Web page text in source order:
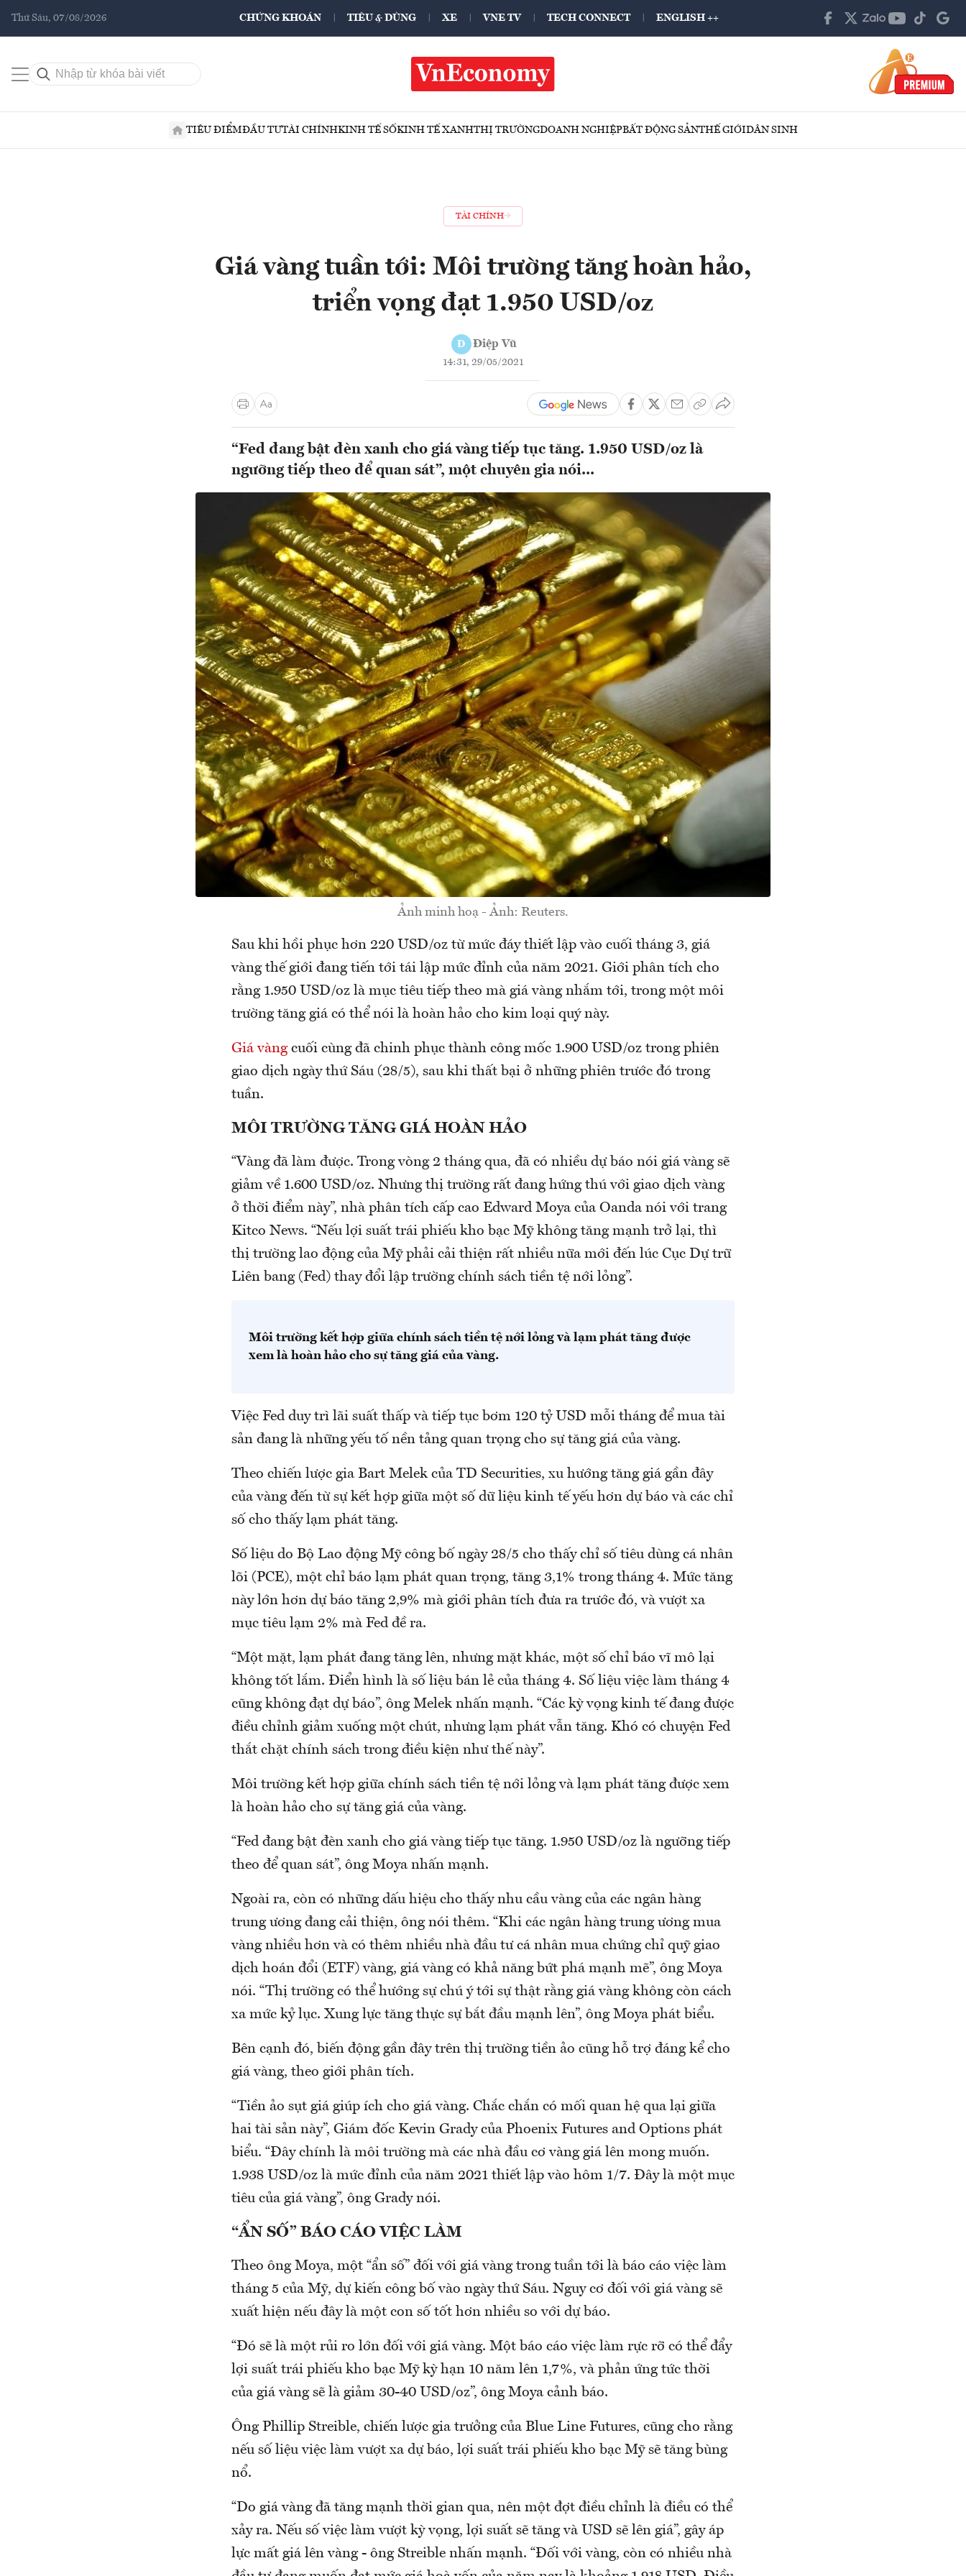
Thứ Sáu, 07/08/2026 CHỨNG KHOÁN TIÊU & DÙNG XE VNE TV TECH CONNECT ENGLISH ++
TIÊU ĐIỂMĐẦU TƯTÀI CHÍNHKINH TẾ SỐKINH TẾ XANHTHỊ TRƯỜNGDOANH NGHIỆPBẤT ĐỘNG SẢNTHẾ GIỚIDÂN SINH
TÀI CHÍNH
Giá vàng tuần tới: Môi trường tăng hoàn hảo,
triển vọng đạt 1.950 USD/oz
Đ Điệp Vũ
14:31, 29/05/2021
“Fed đang bật đèn xanh cho giá vàng tiếp tục tăng. 1.950 USD/oz là
ngưỡng tiếp theo để quan sát”, một chuyên gia nói...
Ảnh minh hoạ - Ảnh: Reuters.
Sau khi hồi phục hơn 220 USD/oz từ mức đáy thiết lập vào cuối tháng 3, giá
vàng thế giới đang tiến tới tái lập mức đỉnh của năm 2021. Giới phân tích cho
rằng 1.950 USD/oz là mục tiêu tiếp theo mà giá vàng nhắm tới, trong một môi
trường tăng giá có thể nói là hoàn hảo cho kim loại quý này.
Giá vàngcuối cùng đã chinh phục thành công mốc 1.900 USD/oz trong phiên
giao dịch ngày thứ Sáu (28/5), sau khi thất bại ở những phiên trước đó trong
tuần.
MÔI TRƯỜNG TĂNG GIÁ HOÀN HẢO
“Vàng đã làm được. Trong vòng 2 tháng qua, đã có nhiều dự báo nói giá vàng sẽ
giảm về 1.600 USD/oz. Nhưng thị trường rất đang hứng thú với giao dịch vàng
ở thời điểm này”, nhà phân tích cấp cao Edward Moya của Oanda nói với trang
Kitco News. “Nếu lợi suất trái phiếu kho bạc Mỹ không tăng mạnh trở lại, thì
thị trường lao động của Mỹ phải cải thiện rất nhiều nữa mới đến lúc Cục Dự trữ
Liên bang (Fed) thay đổi lập trường chính sách tiền tệ nới lỏng”.
Môi trường kết hợp giữa chính sách tiền tệ nới lỏng và lạm phát tăng được
xem là hoàn hảo cho sự tăng giá của vàng.
Việc Fed duy trì lãi suất thấp và tiếp tục bơm 120 tỷ USD mỗi tháng để mua tài
sản đang là những yếu tố nền tảng quan trọng cho sự tăng giá của vàng.
Theo chiến lược gia Bart Melek của TD Securities, xu hướng tăng giá gần đây
của vàng đến từ sự kết hợp giữa một số dữ liệu kinh tế yếu hơn dự báo và các chỉ
số cho thấy lạm phát tăng.
Số liệu do Bộ Lao động Mỹ công bố ngày 28/5 cho thấy chỉ số tiêu dùng cá nhân
lõi (PCE), một chỉ báo lạm phát quan trọng, tăng 3,1% trong tháng 4. Mức tăng
này lớn hơn dự báo tăng 2,9% mà giới phân tích đưa ra trước đó, và vượt xa
mục tiêu lạm 2% mà Fed đề ra.
“Một mặt, lạm phát đang tăng lên, nhưng mặt khác, một số chỉ báo vĩ mô lại
không tốt lắm. Điển hình là số liệu bán lẻ của tháng 4. Số liệu việc làm tháng 4
cũng không đạt dự báo”, ông Melek nhấn mạnh. “Các kỳ vọng kinh tế đang được
điều chỉnh giảm xuống một chút, nhưng lạm phát vẫn tăng. Khó có chuyện Fed
thắt chặt chính sách trong điều kiện như thế này”.
Môi trường kết hợp giữa chính sách tiền tệ nới lỏng và lạm phát tăng được xem
là hoàn hảo cho sự tăng giá của vàng.
“Fed đang bật đèn xanh cho giá vàng tiếp tục tăng. 1.950 USD/oz là ngưỡng tiếp
theo để quan sát”, ông Moya nhấn mạnh.
Ngoài ra, còn có những dấu hiệu cho thấy nhu cầu vàng của các ngân hàng
trung ương đang cải thiện, ông nói thêm. “Khi các ngân hàng trung ương mua
vàng nhiều hơn và có thêm nhiều nhà đầu tư cá nhân mua chứng chỉ quỹ giao
dịch hoán đổi (ETF) vàng, giá vàng có khả năng bứt phá mạnh mẽ”, ông Moya
nói. “Thị trường có thể hướng sự chú ý tới sự thật rằng giá vàng không còn cách
xa mức kỷ lục. Xung lực tăng thực sự bắt đầu mạnh lên”, ông Moya phát biểu.
Bên cạnh đó, biến động gần đây trên thị trường tiền ảo cũng hỗ trợ đáng kể cho
giá vàng, theo giới phân tích.
“Tiền ảo sụt giá giúp ích cho giá vàng. Chắc chắn có mối quan hệ qua lại giữa
hai tài sản này”, Giám đốc Kevin Grady của Phoenix Futures and Options phát
biểu. “Đây chính là môi trường mà các nhà đầu cơ vàng giá lên mong muốn.
1.938 USD/oz là mức đỉnh của năm 2021 thiết lập vào hôm 1/7. Đây là một mục
tiêu của giá vàng”, ông Grady nói.
“ẨN SỐ” BÁO CÁO VIỆC LÀM
Theo ông Moya, một “ẩn số” đối với giá vàng trong tuần tới là báo cáo việc làm
tháng 5 của Mỹ, dự kiến công bố vào ngày thứ Sáu. Nguy cơ đối với giá vàng sẽ
xuất hiện nếu đây là một con số tốt hơn nhiều so với dự báo.
“Đó sẽ là một rủi ro lớn đối với giá vàng. Một báo cáo việc làm rực rỡ có thể đẩy
lợi suất trái phiếu kho bạc Mỹ kỳ hạn 10 năm lên 1,7%, và phản ứng tức thời
của giá vàng sẽ là giảm 30-40 USD/oz”, ông Moya cảnh báo.
Ông Phillip Streible, chiến lược gia trưởng của Blue Line Futures, cũng cho rằng
nếu số liệu việc làm vượt xa dự báo, lợi suất trái phiếu kho bạc Mỹ sẽ tăng bùng
nổ.
“Do giá vàng đã tăng mạnh thời gian qua, nên một đợt điều chỉnh là điều có thể
xảy ra. Nếu số việc làm vượt kỳ vọng, lợi suất sẽ tăng và USD sẽ lên giá”, gây áp
lực mất giá lên vàng - ông Streible nhấn mạnh. “Đối với vàng, còn có nhiều nhà